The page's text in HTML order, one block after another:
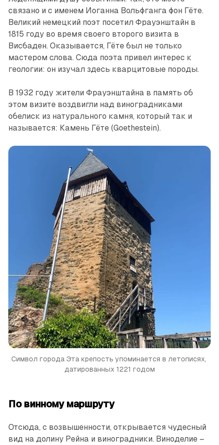
связано и с именем Иоганна Вольфганга фон Гёте.
Великий немецкий поэт посетил Фрауэнштайн в
1815 году во время своего второго визита в
Висбаден. Оказывается, Гёте был не только
мастером слова. Сюда поэта привел интерес к
геологии: он изучал здесь ­кварцитовые породы.
В 1932 году жители Фрауэнштайна в память об
этом визите воздвигли над виноградниками
обелиск из натурального камня, который так и
называется: Камень Гёте (Goethestein).
Символ города Эта крепость упоминается в летописях,
датированных 1221 годом
По винному маршруту
Отсюда, с возвышенности, открывается чудесный
вид на долину Рейна и виноградники. Виноделие –